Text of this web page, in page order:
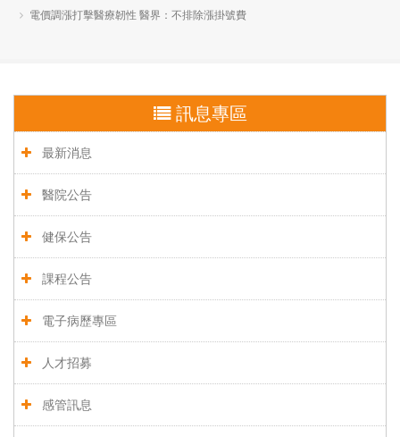
電價調漲打擊醫療韌性 醫界：不排除漲掛號費
訊息專區
最新消息
醫院公告
健保公告
課程公告
電子病歷專區
人才招募
感管訊息